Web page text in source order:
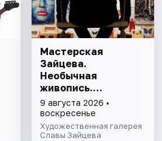
Мастерская
Зайцева.
Необычная
живопись.
Необычная графика
9 августа 2026 •
воскресенье
Художественная галерея
Славы Зайцева